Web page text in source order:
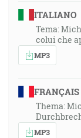
ITALIANO
Tema:
colui che
MP3
FRANÇAIS
Thema:
MP3